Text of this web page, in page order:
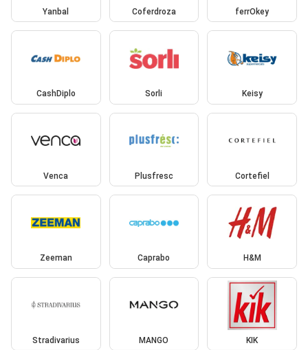
Yanbal Coferdroza ferrOkey
CashDiplo Sorli Keisy
Venca Plusfresc Cortefiel
Zeeman Caprabo H&M
Stradivarius MANGO KIK